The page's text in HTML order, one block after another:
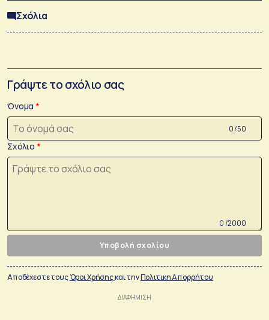
Σχόλια
Γράψτε το σχόλιο σας
Όνομα
0 /50
Σχόλιο
0 /2000
Υποβολή σχολίου
Αποδέχεστε τουςΌροι Χρήσηςκαι τηνΠολιτικη Απορρήτου